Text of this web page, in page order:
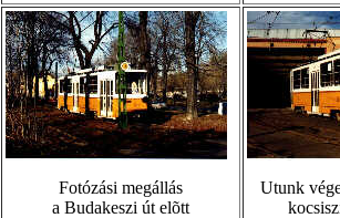
Fotózási megállás
a Budakeszi út elõtt
Utunk